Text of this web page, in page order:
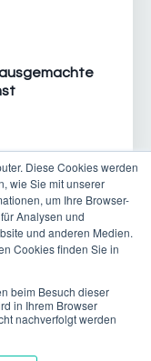
Diese Cookies werden
wie Sie mit unserer
um Ihre Browser-
Analysen und
und anderen Medien.
Cookies finden Sie in
beim Besuch dieser
in Ihrem Browser
nachverfolgt werden
21 601 02 49 | E